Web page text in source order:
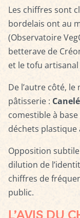
Les chiffres sont
bordelais ont au
(Observatoire
betterave de
et le tofu
De l’autre côté,
pâtisserie :
comestible à
déchets plastique
Opposition
dilution de
chiffres de
public.
L’AVIS DU